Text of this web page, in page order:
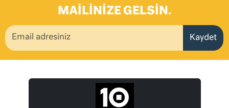
MAILINIZE GELSIN.
Kaydet